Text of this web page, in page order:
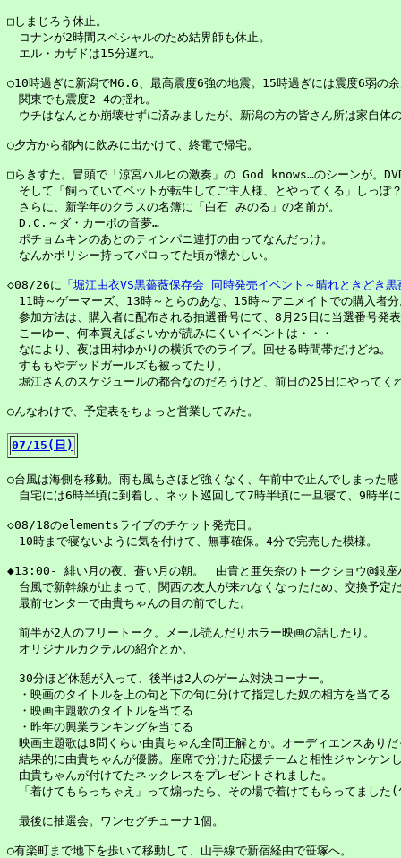
□しまじろう休止。
コナンが2時間スペシャルのため結界師も休止。
エル・カザドは15分遅れ。
○10時過ぎに新潟でM6.6、最高震度6強の地震。15時過ぎには震度6弱の
関東でも震度2-4の揺れ。
ウチはなんとか崩壊せずに済みましたが、新潟の方の皆さん所は家自体
○夕方から都内に飲みに出かけて、終電で帰宅。
□らきすた。冒頭で「涼宮ハルヒの激奏」の God knows…のシーンが。
そして「飼っていてペットが転生してご主人様、とやってくる」しっぽ
さらに、新学年のクラスの名簿に「白石 みのる」の名前が。
D.C.～ダ・カーポの音夢…
ポチョムキンのあとのティンパニ連打の曲ってなんだっけ。
なんかポリシー持ってパロってた頃が懐かしい。
◇08/26に 「堀江由衣VS黒薔薇保存会 同時発売イベント～晴れときどき
11時～ゲーマーズ、13時～とらのあな、15時～アニメイトでの購入者
参加方法は、購入者に配布される抽選番号にて、8月25日に当選番号発
こーゆー、何本買えばよいかが読みにくいイベントは・・・
なにより、夜は田村ゆかりの横浜でのライブ。回せる時間帯だけどね。
すももやデッドガールズも被ってたり。
堀江さんのスケジュールの都合なのだろうけど、前日の25日にやってく
○んなわけで、予定表をちょっと営業してみた。
07/15(日)
○台風は海側を移動。雨も風もさほど強くなく、午前中で止んでしまった感
自宅には6時半頃に到着し、ネット巡回して7時半頃に一旦寝て、9時半
◇08/18のelementsライブのチケット発売日。
10時まで寝ないように気を付けて、無事確保。4分で完売した模様。
◆13:00- 緋い月の夜、蒼い月の朝。　由貴と亜矢奈のトークショウ@銀座
台風で新幹線が止まって、関西の友人が来れなくなったため、交換予定
最前センターで由貴ちゃんの目の前でした。
前半が2人のフリートーク。メール読んだりホラー映画の話したり。
オリジナルカクテルの紹介とか。
30分ほど休憩が入って、後半は2人のゲーム対決コーナー。
・映画のタイトルを上の句と下の句に分けて指定した奴の相方を当てる
・映画主題歌のタイトルを当てる
・昨年の興業ランキングを当てる
映画主題歌は8問くらい由貴ちゃん全問正解とか。オーディエンスありだ
結果的に由貴ちゃんが優勝。座席で分けた応援チームと相性ジャンケン
由貴ちゃんが付けてたネックレスをプレゼントされました。
「着けてもらっちゃえ」って煽ったら、その場で着けてもらってまし
最後に抽選会。ワンセグチューナ1個。
○有楽町まで地下を歩いて移動して、山手線で新宿経由で笹塚へ。